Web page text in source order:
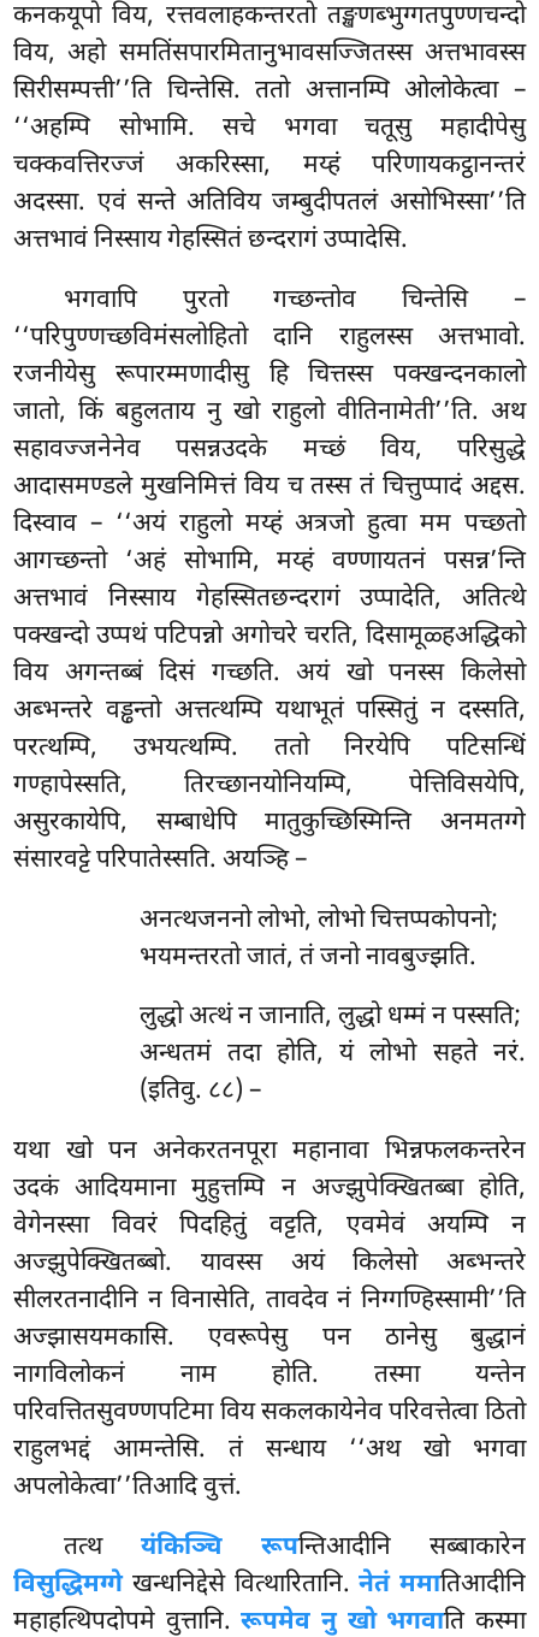
कनकयूपो विय, रत्तवलाहकन्तरतो तङ्खणब्भुग्गतपुण्णचन्दो
विय, अहो समतिंसपारमितानुभावसज्जितस्स अत्तभावस्स
सिरीसम्पत्ती’’ति चिन्तेसि. ततो अत्तानम्पि ओलोकेत्वा –
‘‘अहम्पि सोभामि. सचे भगवा चतूसु महादीपेसु
चक्कवत्तिरज्जं अकरिस्सा, मय्हं परिणायकट्ठानन्तरं
अदस्सा. एवं सन्ते अतिविय जम्बुदीपतलं असोभिस्सा’’ति
अत्तभावं निस्साय गेहस्सितं छन्दरागं उप्पादेसि.
भगवापि पुरतो गच्छन्तोव चिन्तेसि –
‘‘परिपुण्णच्छविमंसलोहितो दानि राहुलस्स अत्तभावो.
रजनीयेसु रूपारम्मणादीसु हि चित्तस्स पक्खन्दनकालो
जातो, किं बहुलताय नु खो राहुलो वीतिनामेती’’ति. अथ
सहावज्जनेनेव पसन्नउदके मच्छं विय, परिसुद्धे
आदासमण्डले मुखनिमित्तं विय च तस्स तं चित्तुप्पादं अद्दस.
दिस्वाव – ‘‘अयं राहुलो मय्हं अत्रजो हुत्वा मम पच्छतो
आगच्छन्तो ‘अहं सोभामि, मय्हं वण्णायतनं पसन्न’न्ति
अत्तभावं निस्साय गेहस्सितछन्दरागं उप्पादेति, अतित्थे
पक्खन्दो उप्पथं पटिपन्नो अगोचरे चरति, दिसामूळ्हअद्धिको
विय अगन्तब्बं दिसं गच्छति. अयं खो पनस्स किलेसो
अब्भन्तरे वड्ढन्तो अत्तत्थम्पि यथाभूतं पस्सितुं न दस्सति,
परत्थम्पि, उभयत्थम्पि. ततो निरयेपि पटिसन्धिं
गण्हापेस्सति, तिरच्छानयोनियम्पि, पेत्तिविसयेपि,
असुरकायेपि, सम्बाधेपि मातुकुच्छिस्मिन्ति अनमतग्गे
संसारवट्टे परिपातेस्सति. अयञ्हि –
अनत्थजननोलोभो, लोभो चित्तप्पकोपनो;
भयमन्तरतो जातं, तं जनो नावबुज्झति.
लुद्धो अत्थं न जानाति, लुद्धो धम्मं न पस्सति;
अन्धतमं तदा होति, यं लोभो सहते नरं.
(इतिवु. ८८) –
यथा खो पन अनेकरतनपूरा महानावा भिन्नफलकन्तरेन
उदकं आदियमाना मुहुत्तम्पि न अज्झुपेक्खितब्बा होति,
वेगेनस्सा विवरं पिदहितुं वट्टति, एवमेवं अयम्पि न
अज्झुपेक्खितब्बो. यावस्स अयं किलेसो अब्भन्तरे
सीलरतनादीनि न विनासेति, तावदेव नं निग्गण्हिस्सामी’’ति
अज्झासयमकासि. एवरूपेसु पन ठानेसु बुद्धानं
नागविलोकनंनाम होति. तस्मा यन्तेन
परिवत्तितसुवण्णपटिमा विय सकलकायेनेव परिवत्तेत्वा ठितो
राहुलभद्दं आमन्तेसि. तं सन्धाय ‘‘अथ खो भगवा
अपलोकेत्वा’’तिआदि वुत्तं.
तत्थयंकिञ्चि रूपन्तिआदीनि सब्बाकारेन
विसुद्धिमग्गेखन्धनिद्देसे वित्थारितानि.नेतं ममातिआदीनि
महाहत्थिपदोपमे वुत्तानि.रूपमेव नु खो भगवाति कस्मा